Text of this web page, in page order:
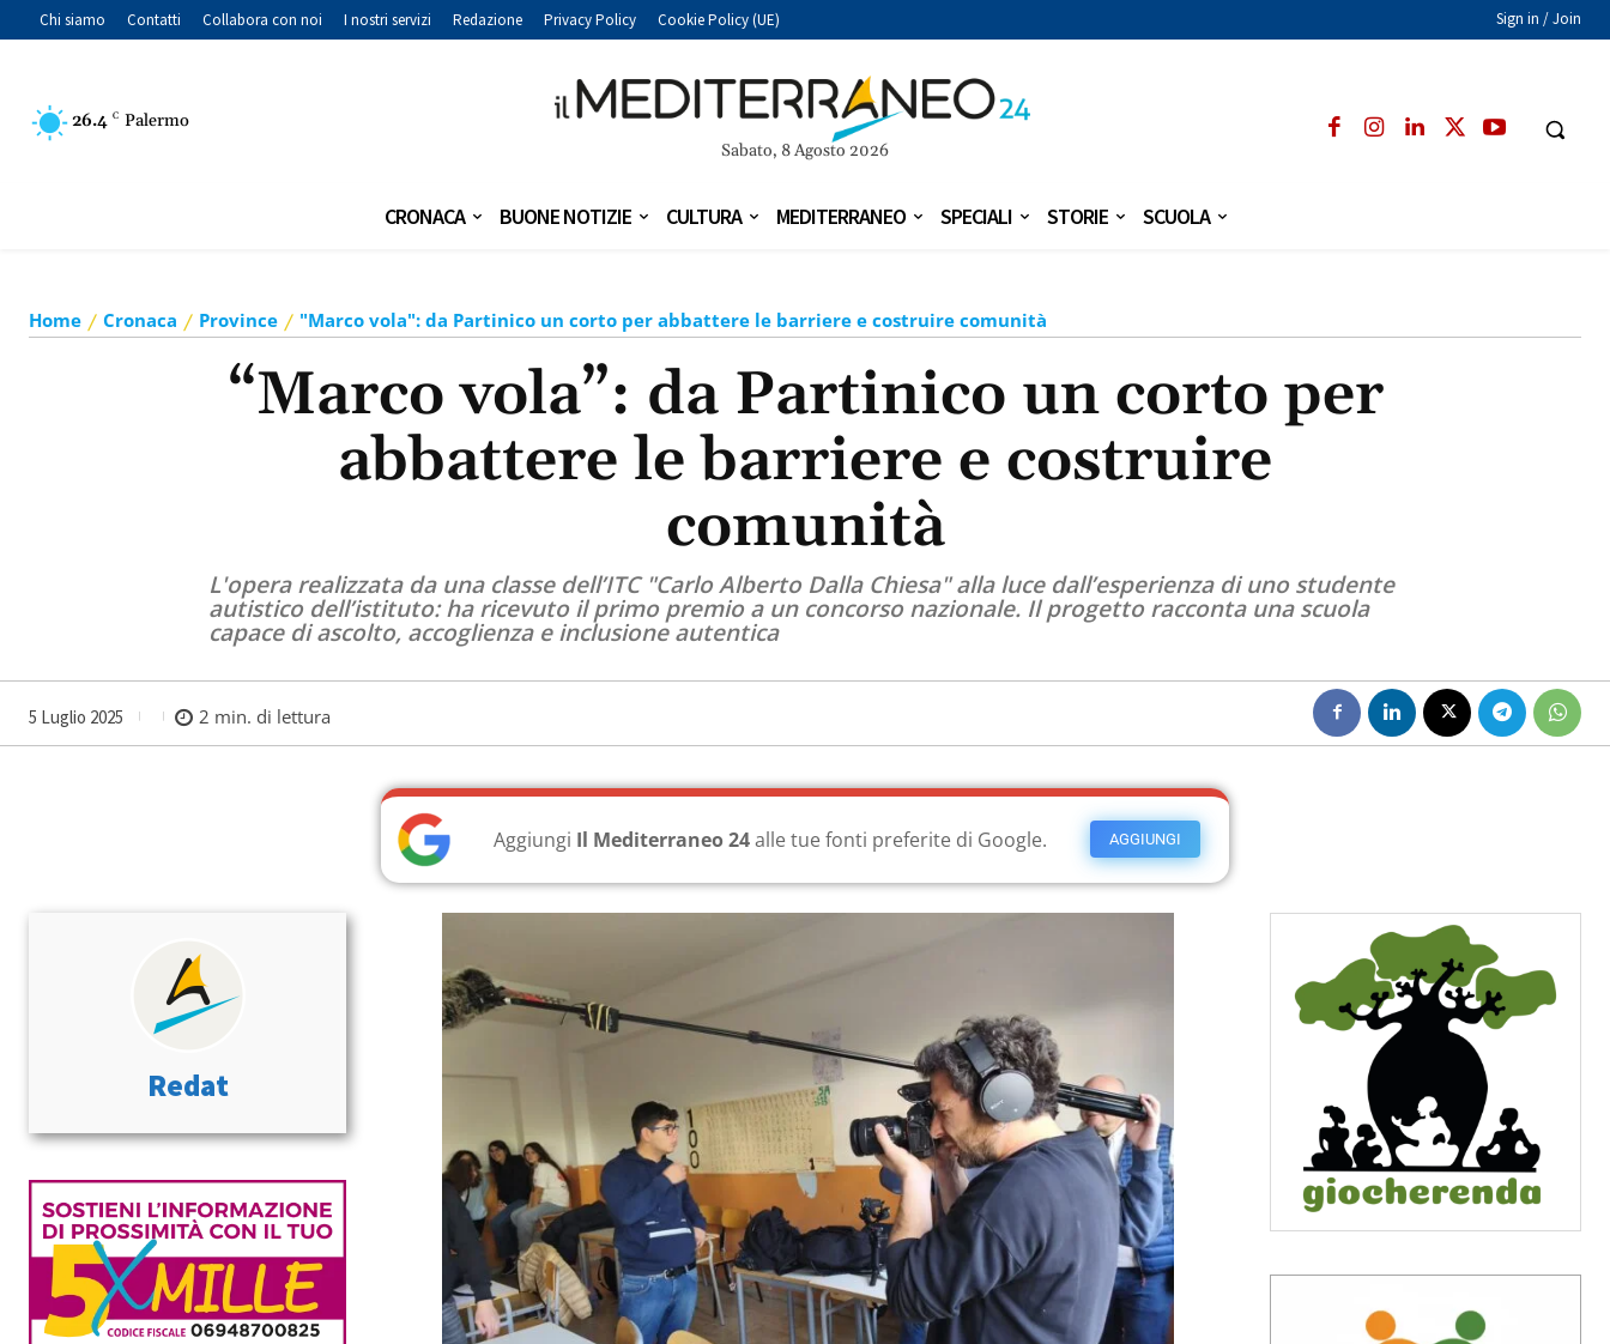
Chi siamo Contatti Collabora con noi I nostri servizi Redazione Privacy Policy Cookie Policy (UE) Sign in / Join
26.4 C Palermo
Sabato, 8 Agosto 2026
CRONACA BUONE NOTIZIE CULTURA MEDITERRANEO SPECIALI STORIE SCUOLA
Home Cronaca Province "Marco vola": da Partinico un corto per abbattere le barriere e costruire comunità
“Marco vola”: da Partinico un corto per
abbattere le barriere e costruire
comunità
L'opera realizzata da una classe dell’ITC "Carlo Alberto Dalla Chiesa" alla luce dall’esperienza di uno studente
autistico dell’istituto: ha ricevuto il primo premio a un concorso nazionale. Il progetto racconta una scuola
capace di ascolto, accoglienza e inclusione autentica
5 Luglio 2025 2 min. di lettura
AGGIUNGI
Aggiungi Il Mediterraneo 24alle tue fonti preferite di Google.
Redat